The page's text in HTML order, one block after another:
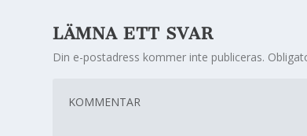
LÄMNA ETT SVAR
Din e-postadress kommer inte publiceras.